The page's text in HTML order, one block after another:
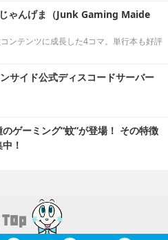
じゃんげま（Junk Gaming Maide
ンテンツに成長した4コマ。単行本も好評
サイド公式ディスコードサーバー
のゲーミング“蚊”が登場！ その特徴
！